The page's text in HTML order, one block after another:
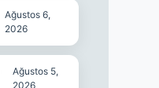
Ağustos 6,
2026
Ağustos 5,
2026